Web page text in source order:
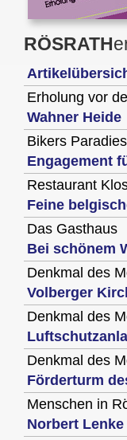
RÖSRATH
Erholung vor
Wahner Heide
Bikers Paradies
Engagement
Restaurant
Feine
Das Gasthaus
Bei schönem
Denkmal des
Volberger
Denkmal des
Denkmal des
Förderturm
Menschen in
Norbert Lenke